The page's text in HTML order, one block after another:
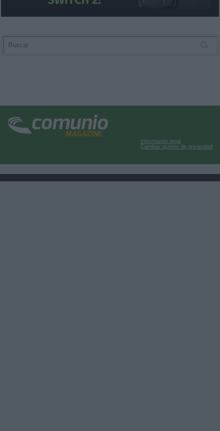
Información legal
Cambiar ajustes de privacidad